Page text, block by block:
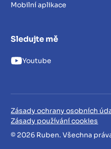
Mobilní aplikace
Sledujte mě
Youtube
© 2026 Ruben. Všechna
Zásady ochrany osobních
Zásady používání cookies